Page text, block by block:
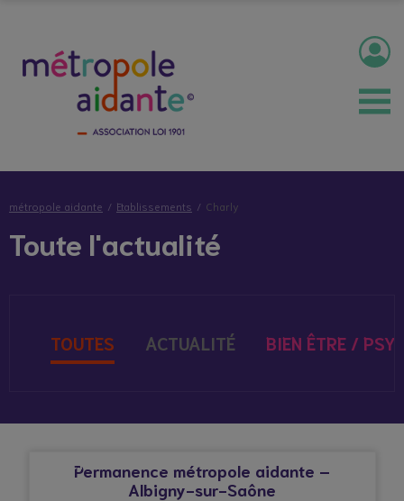
métropole aidante Etablissements Charly
Toute l'actualité
TOUTES ACTUALITÉ BIEN ÊTRE /
AFFECTION CARDIAQUE
Permanence métropole aidante –
Albigny-sur-Saône